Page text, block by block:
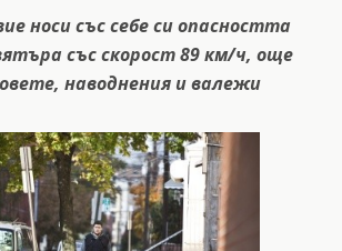
носи със себе си опасността
със скорост 89 км/ч, още
наводнения и валежи